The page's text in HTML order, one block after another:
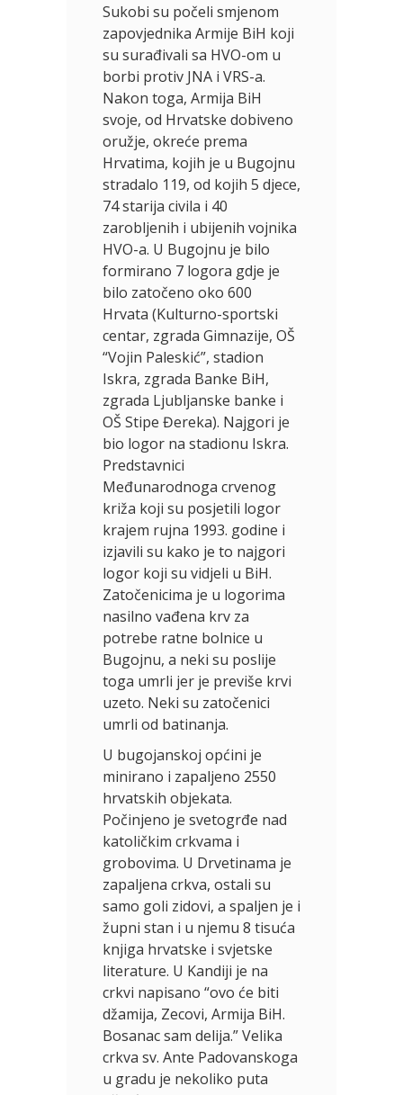
Sukobi su počeli smjenom
zapovjednika Armije BiH koji
su surađivali sa HVO-om u
borbi protiv JNA i VRS-a.
Nakon toga, Armija BiH
svoje, od Hrvatske dobiveno
oružje, okreće prema
Hrvatima, kojih je u Bugojnu
stradalo 119, od kojih 5 djece,
74 starija civila i 40
zarobljenih i ubijenih vojnika
HVO-a. U Bugojnu je bilo
formirano 7 logora gdje je
bilo zatočeno oko 600
Hrvata (Kulturno-sportski
centar, zgrada Gimnazije, OŠ
“Vojin Paleskić”, stadion
Iskra, zgrada Banke BiH,
zgrada Ljubljanske banke i
OŠ Stipe Đereka). Najgori je
bio logor na stadionu Iskra.
Predstavnici
Međunarodnoga crvenog
križa koji su posjetili logor
krajem rujna 1993. godine i
izjavili su kako je to najgori
logor koji su vidjeli u BiH.
Zatočenicima je u logorima
nasilno vađena krv za
potrebe ratne bolnice u
Bugojnu, a neki su poslije
toga umrli jer je previše krvi
uzeto. Neki su zatočenici
umrli od batinanja.
U bugojanskoj općini je
minirano i zapaljeno 2550
hrvatskih objekata.
Počinjeno je svetogrđe nad
katoličkim crkvama i
grobovima. U Drvetinama je
zapaljena crkva, ostali su
samo goli zidovi, a spaljen je i
župni stan i u njemu 8 tisuća
knjiga hrvatske i svjetske
literature. U Kandiji je na
crkvi napisano “ovo će biti
džamija, Zecovi, Armija BiH.
Bosanac sam delija.” Velika
crkva sv. Ante Padovanskoga
u gradu je nekoliko puta